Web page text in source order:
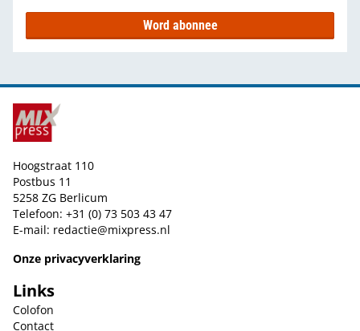
Word abonnee
Hoogstraat 110
Postbus 11
5258 ZG Berlicum
Telefoon: +31 (0) 73 503 43 47
E-mail: redactie@mixpress.nl
Onze privacyverklaring
Links
Colofon
Contact